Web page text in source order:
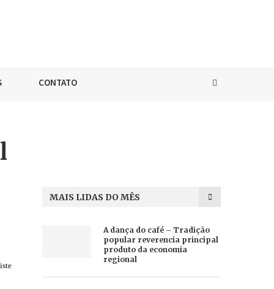
CONTATO
MAIS LIDAS DO MÊS
A dança do café – Tradição
popular reverencia principal
produto da economia
regional